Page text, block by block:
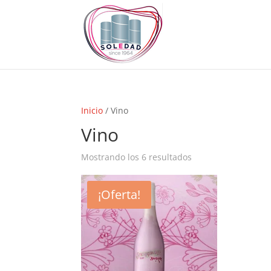
Inicio / Vino
Vino
Mostrando los 6 resultados
¡Oferta!